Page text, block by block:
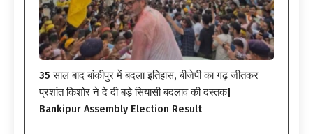
35 साल बाद बांकीपुर में बदला इतिहास, बीजेपी का गढ़ जीतकर
प्रशांत किशोर ने दे दी बड़े सियासी बदलाव की दस्तक|
Bankipur Assembly Election Result